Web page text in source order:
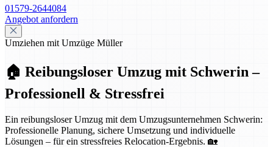
01579-2644084
Angebot anfordern
Umziehen mit Umzüge Müller
🏠 Reibungsloser Umzug mit Schwerin –
Professionell & Stressfrei
Ein reibungsloser Umzug mit dem Umzugsunternehmen Schwerin:
Professionelle Planung, sichere Umsetzung und individuelle
Lösungen – für ein stressfreies Relocation-Ergebnis. 🏡